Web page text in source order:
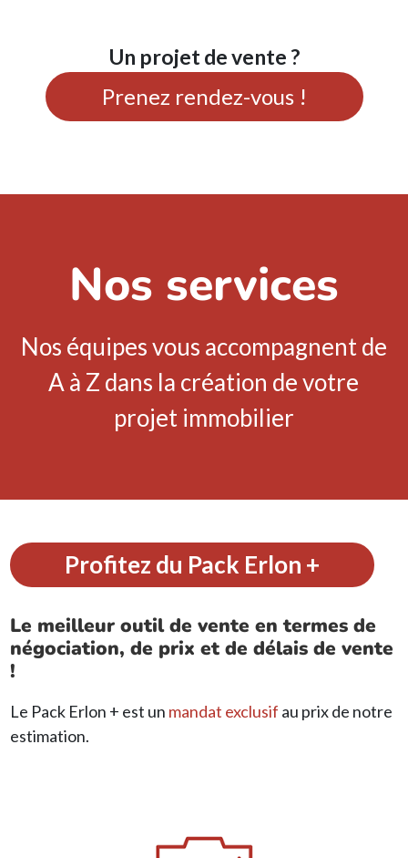
Un projet de vente ?
Prenez rendez-vous !
Nos services
Nos équipes vous accompagnent de
A à Z dans la création de votre
projet immobilier
Profitez du Pack Erlon +
Le meilleur outil de vente en termes de
négociation, de prix et de délais de vente
!
Le Pack Erlon + est un mandat exclusif au prix de notre
estimation.